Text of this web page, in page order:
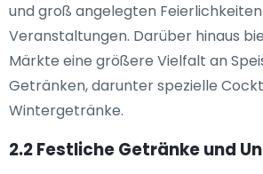
und groß angelegten
Veranstaltungen. Darüber hinaus
Märkte eine größere Vielfalt an
Getränken, darunter spezielle
Wintergetränke.
2.2 Festliche Getränke und